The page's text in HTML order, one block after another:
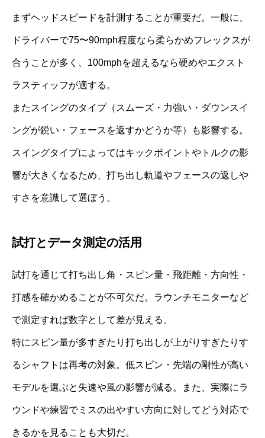
まずヘッドスピードを計測することが重要だ。一般に、
ドライバーで75〜90mph程度なら柔らかめフレックスが
合うことが多く、100mphを超えるなら硬めやエクスト
ラスティッフが適する。
またスイングのタイプ（スムーズ・力強い・ダウンスイ
ングが鋭い・フェースを返すかどうか等）も影響する。
スイングタイプによってはキックポイントやトルクの影
響が大きくなるため、打ち出し軌道やフェースの返しや
すさを意識して選ぼう。
試打とデータ測定の活用
試打を通じて打ち出し角・スピン量・飛距離・方向性・
打感を確かめることが不可欠だ。ラウンチモニターなど
で測定すれば数字として差が見える。
特にスピン量が多すぎたり打ち出しが上がりすぎたりす
るシャフトは再考の対象。低スピン・先端の剛性が高い
モデルを選ぶと失速や風の影響が減る。また、実際にラ
ウンドや練習でミスの出やすい方向に対してどう対応で
きるかを見ることも大切だ。